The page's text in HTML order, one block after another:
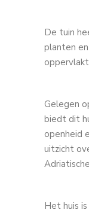
De tuin
planten
Gelegen
biedt dit
openheid
uitzicht
Het huis